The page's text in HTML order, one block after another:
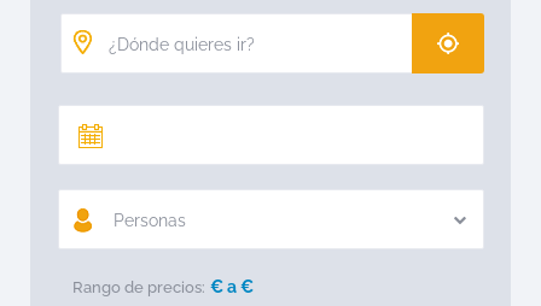
Personas
Rango de precios: € a€